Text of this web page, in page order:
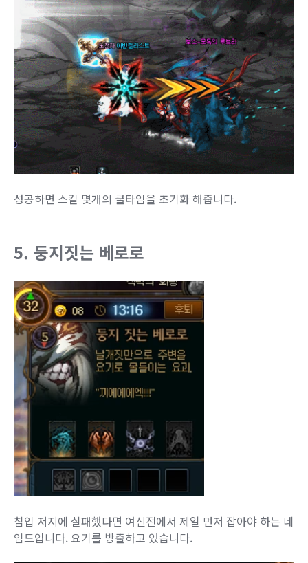
성공하면 스킬 몇개의 쿨타임을 초기화 해줍니다.
5. 둥지짓는 베로로
침입 저지에 실패했다면 여신전에서 제일 먼저 잡아야 하는 네
임드입니다. 요기를 방출하고 있습니다.